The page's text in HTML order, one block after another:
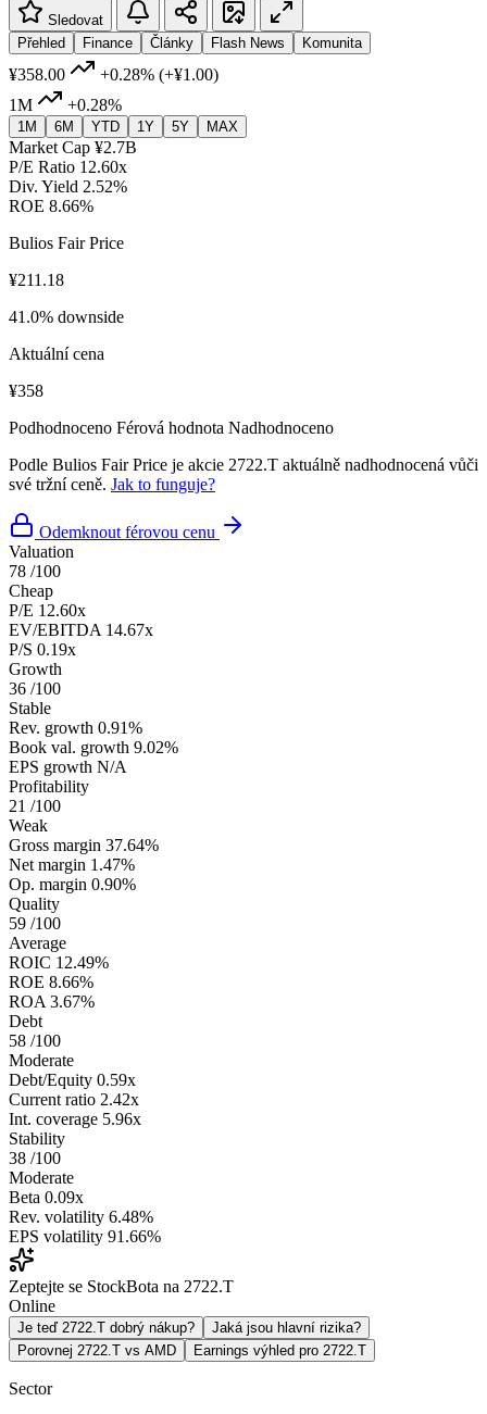
Sledovat
Přehled
Finance Články Flash News Komunita
¥358.00 +0.28% (+¥1.00)
1M
+0.28%
1M 6M YTD 1Y 5Y MAX
Market Cap ¥2.7B
P/E Ratio 12.60x
Div. Yield 2.52%
ROE 8.66%
Bulios Fair Price
¥211.18
41.0% downside
Aktuální cena
¥358
Podhodnoceno Férová hodnota Nadhodnoceno
Podle Bulios Fair Price je akcie 2722.T aktuálně nadhodnocená vůči
své tržní ceně. Jak to funguje?
Odemknout férovou cenu
Valuation
78 /100
Cheap
P/E 12.60x
EV/EBITDA 14.67x
P/S 0.19x
Growth
36 /100
Stable
Rev. growth 0.91%
Book val. growth 9.02%
EPS growth N/A
Profitability
21 /100
Weak
Gross margin 37.64%
Net margin 1.47%
Op. margin 0.90%
Quality
59 /100
Average
ROIC 12.49%
ROE 8.66%
ROA 3.67%
Debt
58 /100
Moderate
Debt/Equity 0.59x
Current ratio 2.42x
Int. coverage 5.96x
Stability
38 /100
Moderate
Beta 0.09x
Rev. volatility 6.48%
EPS volatility 91.66%
Zeptejte se StockBota na 2722.T
Online
Je teď 2722.T dobrý nákup?
Jaká jsou hlavní rizika?
Porovnej 2722.T vs AMD
Earnings výhled pro 2722.T
Sector